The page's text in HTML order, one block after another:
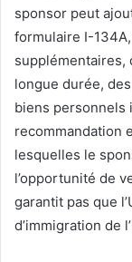
sponsor peut
formulaire I-
supplémentaires,
longue durée,
biens personnels
recommandation
lesquelles le
l’opportunité de
garantit pas que
d’immigration de